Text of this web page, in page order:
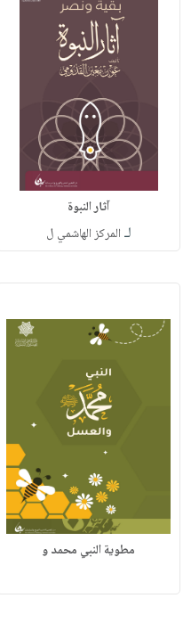
آثار النبوة
لـ المركز الهاشمي ل
مطوية النبي محمد و